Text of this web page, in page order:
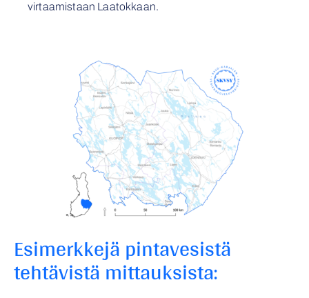
virtaamistaan Laatokkaan.
Esimerkkejä pintavesistä
tehtävistä mittauksista: